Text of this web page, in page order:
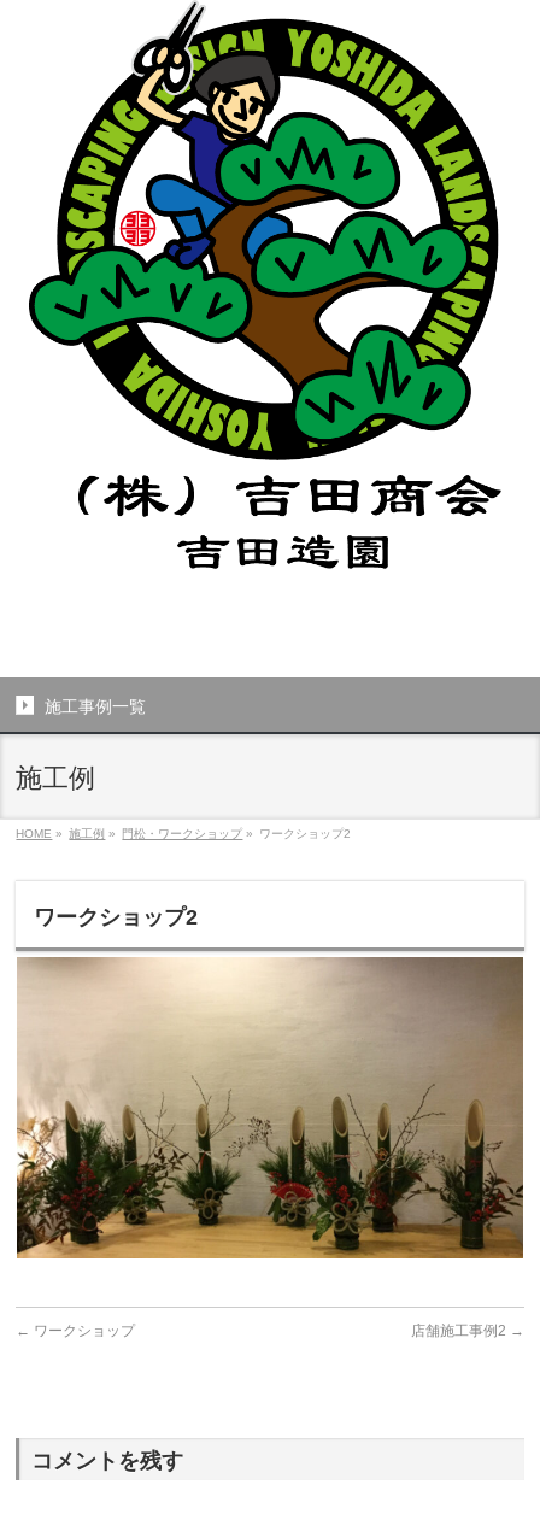
施工事例一覧
施工例
HOME » 施工例 » 門松・ワークショップ » ワークショップ2
ワークショップ2
← ワークショップ 店舗施工事例2 →
コメントを残す